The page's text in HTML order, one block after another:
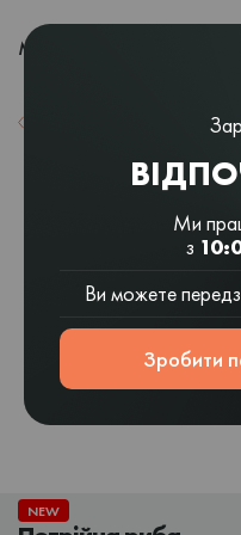
МЕНЮ
NEW
Ми
з
Ви можете
Зробити